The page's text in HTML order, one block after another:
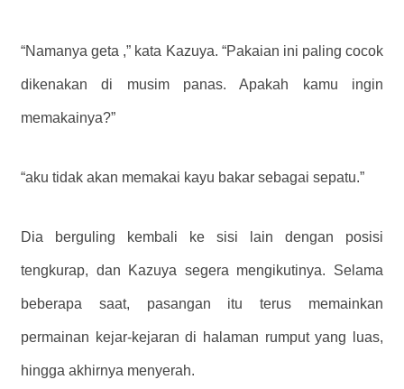
“Namanya geta ,” kata Kazuya. “Pakaian ini paling cocok
dikenakan di musim panas. Apakah kamu ingin
memakainya?”
“aku tidak akan memakai kayu bakar sebagai sepatu.”
Dia berguling kembali ke sisi lain dengan posisi
tengkurap, dan Kazuya segera mengikutinya. Selama
beberapa saat, pasangan itu terus memainkan
permainan kejar-kejaran di halaman rumput yang luas,
hingga akhirnya menyerah.